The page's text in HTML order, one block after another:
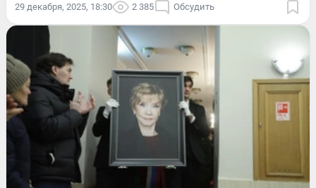
29 декабря, 2025, 18:30 2 385 Обсудить